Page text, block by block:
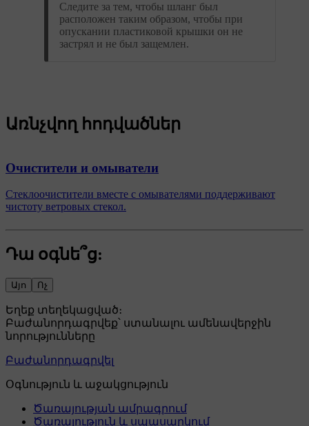
Следите за тем, чтобы шланг был
расположен таким образом, чтобы при
опускании пластиковой крышки он не
застрял и не был защемлен.
Առնչվող հոդվածներ
Очистители и омыватели
Стеклоочистители вместе с омывателями поддерживают
чистоту ветровых стекол.
Դա օգնե՞ց:
Այո Ոչ